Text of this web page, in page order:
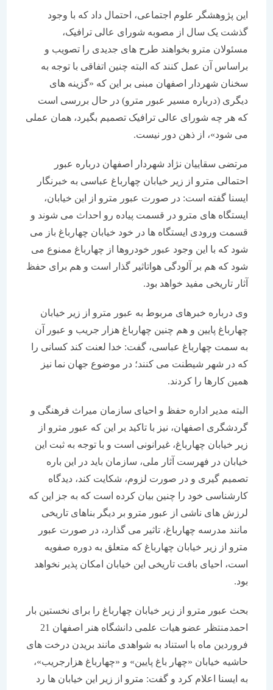
این پژوهشگر علوم اجتماعی، احتمال داد که با وجود
گذشت یک سال از مصوبه شورای عالی ترافیک،
مسئولان مترو بخواهند طرح های جدیدی را تصویب و
براساس آن عمل کنند که البته چنین اتفاقی با توجه به
سخنان شهردار اصفهان مبنی بر این که «گزینه های
دیگری (درباره مسیر عبور مترو) در حال بررسی است
که هر چه شورای عالی ترافیک تصمیم بگیرد، همان عملی
می شود»، از ذهن دور نیست.
مرتضی سقاییان نژاد شهردار اصفهان درباره عبور
احتمالی مترو از زیر خیابان چهارباغ عباسی به خبرنگار
ایسنا گفته است: در صورت عبور مترو از این خیابان،
ایستگاه های مترو در قسمت پیاده رو احداث می شوند و
قسمت ورودی ایستگاه ها در خود خیابان چهارباغ باز می
شود که با این وجود عبور خودروها از چهارباغ ممنوع می
شود که هم بر آلودگی هواتاثیر گذار است و هم برای حفظ
آثار تاریخی مفید خواهد بود.
وی درباره خبرهای مربوط به عبور مترو از زیر خیابان
چهارباغ پایین و هم چنین چهارباغ هزار جریب و عبور آن
به سمت چهارباغ عباسی، گفت: خدا لعنت کند کسانی را
که در شهر شیطنت می کنند؛ در موضوع جهان نما نیز
همین کارها را کردند.
البته مدیر اداره حفظ و احیای سازمان میراث فرهنگی و
گردشگری اصفهان، نیز با تاکید بر این که عبور مترو از
زیر خیابان چهارباغ، غیرانونی است و با توجه به ثبت این
خیابان در فهرست آثار ملی، سازمان باید در این باره
تصمیم گیری و در صورت لزوم، شکایت کند، دیدگاه
کارشناسی خود را چنین بیان کرده است که به جز این که
لرزش های ناشی از عبور مترو بر دیگر بناهای تاریخی
مانند مدرسه چهارباغ، تاثیر می گذارد، در صورت عبور
مترو از زیر خیابان چهارباغ که متعلق به دوره صفویه
است، احیای بافت تاریخی این خیابان امکان پذیر نخواهد
بحث عبور مترو از زیر خیابان چهارباغ را برای نخستین بار
احمدمنتظر عضو هیات علمی دانشگاه هنر اصفهان 21
فروردین ماه با استناد به شواهدی مانند بریدن درخت های
حاشیه خیابان «چهار باغ پایین» و «چهارباغ هزارجریب»،
به ایسنا اعلام کرد و گفت: مترو از زیر این خیابان ها رد